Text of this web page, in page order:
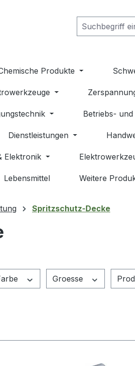
Produkte
Betriebs-
Dienstleistungen
Elektronik
Lebensmittel Weitere
Spritzschutz-Decke
Groesse